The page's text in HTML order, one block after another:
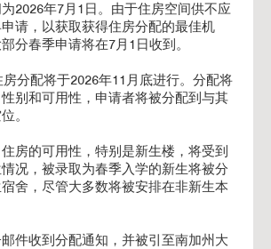
2026年7月1日。由于住房空间供不应
请，以获取获得住房分配的最佳机
分春季申请将在7月1日收到。
分配将于2026年11月底进行。分配将
别和可用性，申请者将被分配到与其
。
房的可用性，特别是新生楼，将受到
况，被录取为春季入学的新生将被分
舍，尽管大多数将被安排在非新生本
件收到分配通知，并被引至南加州大